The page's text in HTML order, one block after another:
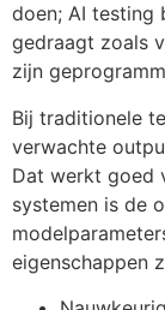
doen; AI testing
gedraagt zoals
zijn
Bij traditionele
verwachte
Dat werkt goed
systemen is de
eigenschappen